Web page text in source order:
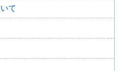
盤―「地力」と地域社会―
間」と「境」の地方史-
からみる地域形成とその変容』
て